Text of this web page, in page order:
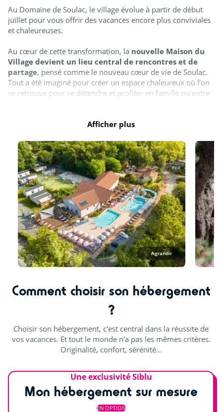
Découvrir
Sauna (€)
Pour les enfants
Château gonflable
Cours de natation (€)
Animations
Spectacles enfants (mascottes, magie...)
Animations en journée et soirée
Spectacles
Concerts
Loto, bingo & quizz
Défis ludiques
Au Domaine de Soulac, le village évolue à partir de début
juillet pour vous offrir des vacances encore plus conviviales
et chaleureuses.
Au cœur de cette transformation, la nouvelle Maison du
Village devient un lieu central de rencontres et de
partage, pensé comme le nouveau cœur de vie de Soulac.
Tout a été imaginé pour créer un espace chaleureux où l’on
se retrouve pour se détendre et profiter en famille ou entre
Cette évolution s’accompagne également
ombragées pour plus de confort et de détente.
Entre océan, nature et douceur de vivre, Soulac évolue pour
rendre chaque séjour encore plus agréable (photo non
contractuelle).
Afficher plus
Agrandir
Comment choisir son hébergement
?
Choisir son hébergement, c'est central dans la réussite de
vos vacances. Et tout le monde n'a pas les mêmes critères.
Originalité, confort, sérénité...
Une exclusivité Siblu
Mon hébergement sur mesure
EN OPTION